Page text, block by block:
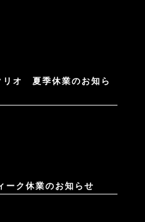
リオ 夏季休業のお知ら
ーク休業のお知らせ